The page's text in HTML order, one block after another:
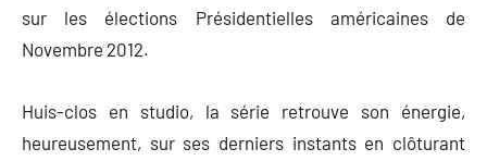
sur les élections Présidentielles américaines de
Novembre 2012.
Huis-clos en studio, la série retrouve son énergie,
heureusement, sur ses derniers instants en clôturant